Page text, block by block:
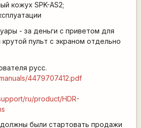
кожух SPK-AS2;
- за деньги с приветом для
пульт с экраном отдельно
русс.
4479707412.pdf
ru/product/HDR-
были стартовать продажи